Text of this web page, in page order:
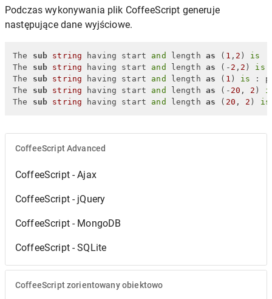
Podczas wykonywania plik CoffeeScript generuje
następujące dane wyjściowe.
The sub string having start and length as ( 1 , 2 ) is
The sub string having start and length as (- 2 , 2 ) is
The sub string having start and length as ( 1 ) is :
The sub string having start and length as (- 20 , 2 )
The sub string having start and length as ( 20 , 2 ) is
CoffeeScript Advanced
CoffeeScript - Ajax
CoffeeScript - jQuery
CoffeeScript - MongoDB
CoffeeScript - SQLite
CoffeeScript zorientowany obiektowo